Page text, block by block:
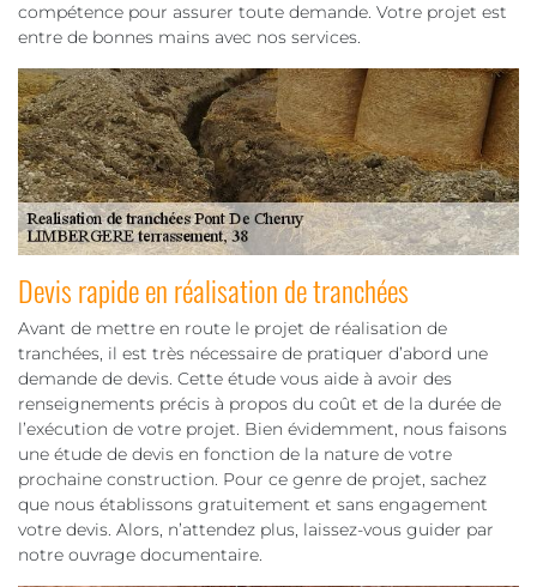
compétence pour assurer toute demande. Votre projet est
entre de bonnes mains avec nos services.
Devis rapide en réalisation de tranchées
Avant de mettre en route le projet de réalisation de
tranchées, il est très nécessaire de pratiquer d’abord une
demande de devis. Cette étude vous aide à avoir des
renseignements précis à propos du coût et de la durée de
l’exécution de votre projet. Bien évidemment, nous faisons
une étude de devis en fonction de la nature de votre
prochaine construction. Pour ce genre de projet, sachez
que nous établissons gratuitement et sans engagement
votre devis. Alors, n’attendez plus, laissez-vous guider par
notre ouvrage documentaire.